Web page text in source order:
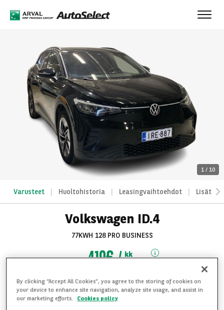
1 / 10
Varusteet Huoltohistoria Leasingvaihtoehdot
Volkswagen ID.4
77KWH 128 PRO BUSINESS
419€
kk
Toimitus mahdollinen koko Suomen alueelle
Soita ja kysy lisää 09 8254 1220
By clicking “Accept All Cookies”, you agree to the storing of cookies on
your device to enhance site navigation, analyze site usage, and assist in
our marketing efforts.
Cookies policy